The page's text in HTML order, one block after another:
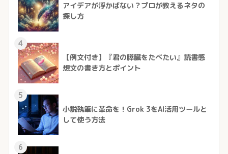
アイデアが浮かばない？プロが教えるネタの
探し方
4
【例文付き】『君の膵臓をたべたい』読書感
想文の書き方とポイント
5
小説執筆に革命を！Grok 3をAI活用ツールと
して使う方法
6